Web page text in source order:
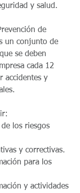
y salud.
de
un conjunto de
se deben
cada 12
accidentes y
los riesgos
y correctivas.
para los
y actividades